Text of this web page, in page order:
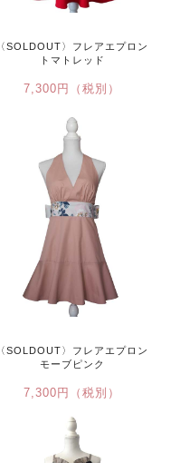
〈SOLDOUT〉フレアエプロン
トマトレッド
7,300円（税別）
〈SOLDOUT〉フレアエプロン
モーブピンク
7,300円（税別）